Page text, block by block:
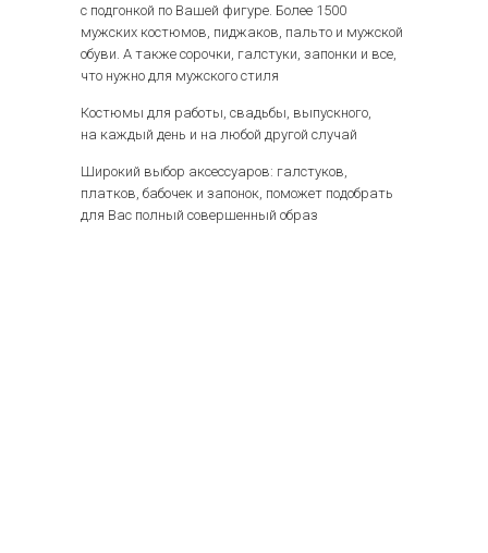
с подгонкой по Вашей фигуре. Более 1500
мужских костюмов, пиджаков, пальто и мужской
обуви. А также сорочки, галстуки, запонки и все,
что нужно для мужского стиля
Костюмы для работы, свадьбы, выпускного,
на каждый день и на любой другой случай
Широкий выбор аксессуаров: галстуков,
платков, бабочек и запонок, поможет подобрать
для Вас полный совершенный образ